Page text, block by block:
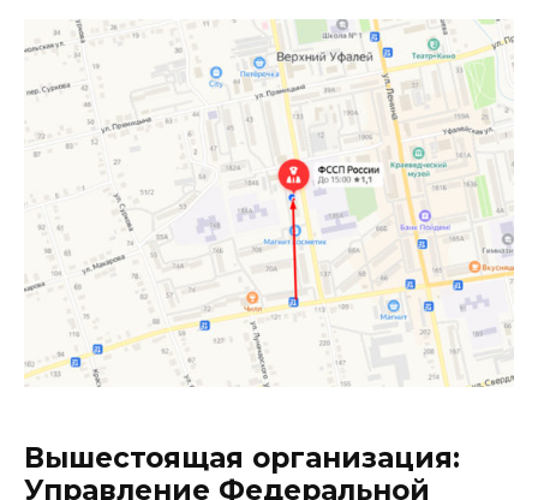
Вышестоящая организация:
Управление Федеральной